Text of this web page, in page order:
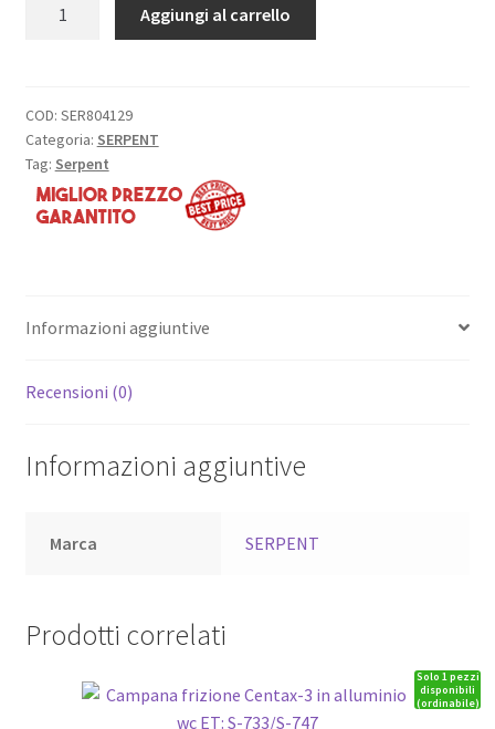
27,99€.23,79€.
ET:
S-
733
quantità
Aggiungi al carrello
COD: SER804129
Categoria: SERPENT
Tag: Serpent
Informazioni aggiuntive
Recensioni (0)
Informazioni aggiuntive
Marca SERPENT
Prodotti correlati
Solo 1 pezzi
disponibili
(ordinabile)